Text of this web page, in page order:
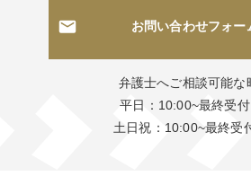
お問い合わせフォー
弁護士へご相談可能な
平日：10:00~最終受
土日祝：10:00~最終受